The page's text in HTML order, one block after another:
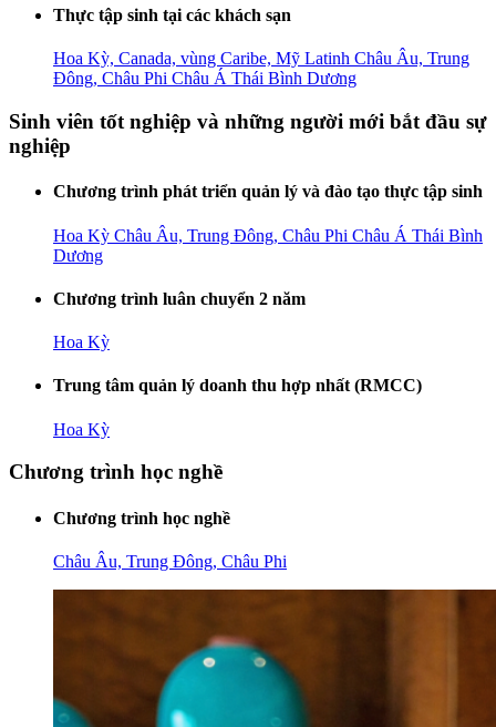
Thực tập sinh tại các khách sạn
Hoa Kỳ, Canada, vùng Caribe, Mỹ Latinh Châu Âu, Trung
Đông, Châu Phi Châu Á Thái Bình Dương
Sinh viên tốt nghiệp và những người mới bắt đầu sự
nghiệp
Chương trình phát triển quản lý và đào tạo thực tập sinh
Hoa Kỳ Châu Âu, Trung Đông, Châu Phi Châu Á Thái Bình
Dương
Chương trình luân chuyển 2 năm
Hoa Kỳ
Trung tâm quản lý doanh thu hợp nhất (RMCC)
Hoa Kỳ
Chương trình học nghề
Chương trình học nghề
Châu Âu, Trung Đông, Châu Phi